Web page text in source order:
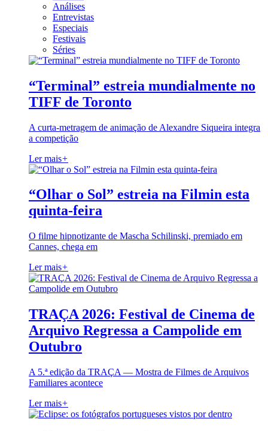
Análises
Entrevistas
Especiais
Festivais
Séries
“Terminal” estreia mundialmente no
TIFF de Toronto
A curta-metragem de animação de Alexandre Siqueira integra
a competição
Ler mais+
“Olhar o Sol” estreia na Filmin esta
quinta-feira
O filme hipnotizante de Mascha Schilinski, premiado em
Cannes, chega em
Ler mais+
TRAÇA 2026: Festival de Cinema de
Arquivo Regressa a Campolide em
Outubro
A 5.ª edição da TRAÇA — Mostra de Filmes de Arquivos
Familiares acontece
Ler mais+